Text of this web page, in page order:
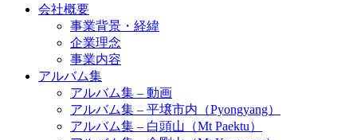
会社概要
事業背景・経緯
企業理念
事業内容
アルバム集
アルバム集 – 動画
アルバム集 – 平壌市内（Pyongyang）
アルバム集 – 白頭山（Mt Paektu）